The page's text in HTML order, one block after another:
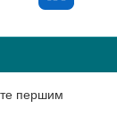
першим